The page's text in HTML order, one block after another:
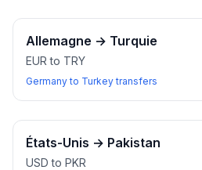
Allemagne → Turquie
EUR to TRY
Germany to Turkey transfers
États-Unis → Pakistan
USD to PKR